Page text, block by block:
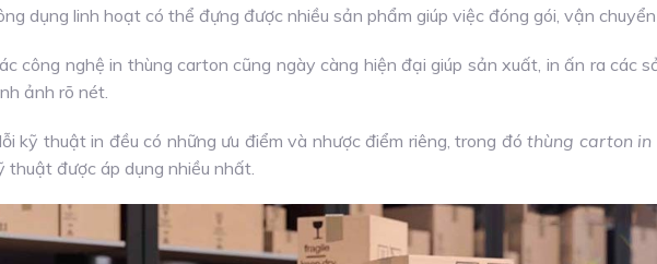
dụng linh hoạt có thể đựng được nhiều sản phẩm giúp việc đóng gói, vận
công nghệ in thùng carton cũng ngày càng hiện đại giúp sản xuất, in ấn ra các
ảnh rõ nét.
kỹ thuật in đều có những ưu điểm và nhược điểm riêng, trong đóthùng carton
thuật được áp dụng nhiều nhất.